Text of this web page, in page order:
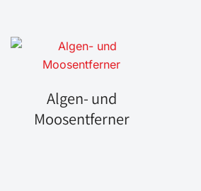
Algen- und
Moosentferner